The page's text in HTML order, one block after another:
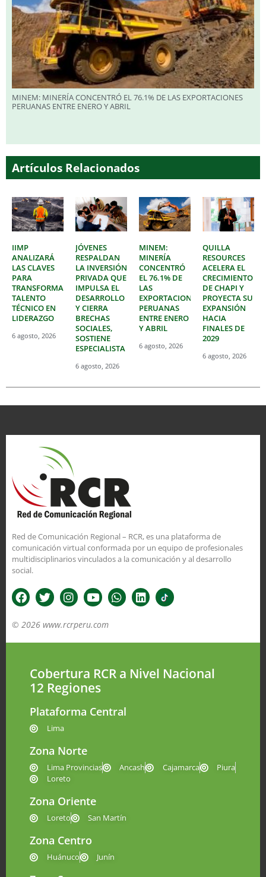
MINEM: MINERÍA CONCENTRÓ EL 76.1% DE LAS EXPORTACIONES
PERUANAS ENTRE ENERO Y ABRIL
Artículos Relacionados
IIMP
ANALIZARÁ
LAS CLAVES
PARA
TRANSFORMAR
TALENTO
TÉCNICO EN
LIDERAZGO
6 agosto, 2026
JÓVENES
RESPALDAN
LA INVERSIÓN
PRIVADA QUE
IMPULSA EL
DESARROLLO
Y CIERRA
BRECHAS
SOCIALES,
SOSTIENE
ESPECIALISTA
6 agosto, 2026
MINEM:
MINERÍA
CONCENTRÓ
EL 76.1% DE
LAS
EXPORTACIONES
PERUANAS
ENTRE ENERO
Y ABRIL
6 agosto, 2026
QUILLA
RESOURCES
ACELERA EL
CRECIMIENTO
DE CHAPI Y
PROYECTA SU
EXPANSIÓN
HACIA
FINALES DE
2029
6 agosto, 2026
Red de Comunicación Regional – RCR, es una plataforma de
comunicación virtual conformada por un equipo de profesionales
multidisciplinarios vinculados a la comunicación y al desarrollo
social.
© 2026 www.rcrperu.com
Cobertura RCR a Nivel Nacional
12 Regiones
Plataforma Central
Lima
Zona Norte
Lima Provincias Ancash Cajamarca
Piura
Loreto
Zona Oriente
Loreto San Martín
Zona Centro
Huánuco Junín